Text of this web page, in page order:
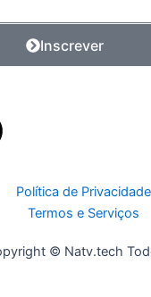
Inscrever
Política de Privacidade
Termos e Serviços
© Natv.tech